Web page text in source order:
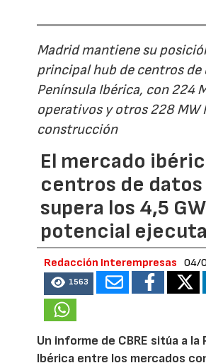
Madrid mantiene su
principal hub de centros de
Península Ibérica, con 224
operativos y otros 228 MW
construcción
El mercado
centros de datos
supera los 4,5
potencial
Redacción Interempresas 04/
1563
Un informe de CBRE sitúa a la
Ibérica entre los mercados